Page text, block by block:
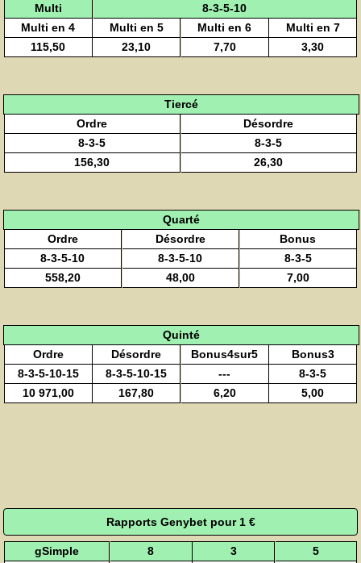
Multi
8-3-5-10
Multi en 4
Multi en 5 Multi en 6
Multi en 7
115,50
23,10 7,70 3,30
Tiercé
Ordre
Désordre
8-3-5
8-3-5
156,30
26,30
Quarté
Ordre
Désordre
Bonus
8-3-5-10
8-3-5-10
8-3-5
558,20
48,00 7,00
Quinté
Ordre
Désordre Bonus4sur5
Bonus3
8-3-5-10-15
8-3-5-10-15 ---
8-3-5
10 971,00
167,80 6,20 5,00
Rapports Genybet pour 1 €
gSimple 8 3
5